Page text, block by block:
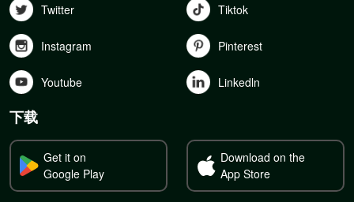
Twitter Tiktok
Instagram Pinterest
Youtube Linkedln
下载
Get it on
Google Play
Download on the
App Store